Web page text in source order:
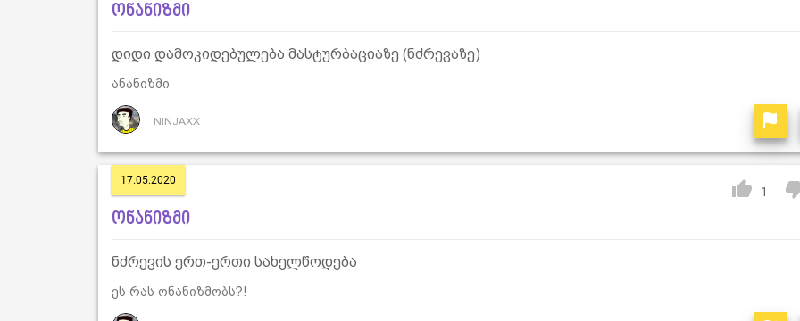
ონანიზმი
დიდი დამოკიდებულება მასტურბაციაზე (ნძრევაზე)
ანანიზმი
NINJAXX
17.05.2020
1
ონანიზმი
ნძრევის ერთ-ერთი სახელწოდება
ეს რას ონანიზმობს?!